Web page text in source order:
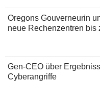
Oregons Gouverneurin
neue Rechenzentren bis
Gen-CEO über
Cyberangriffe